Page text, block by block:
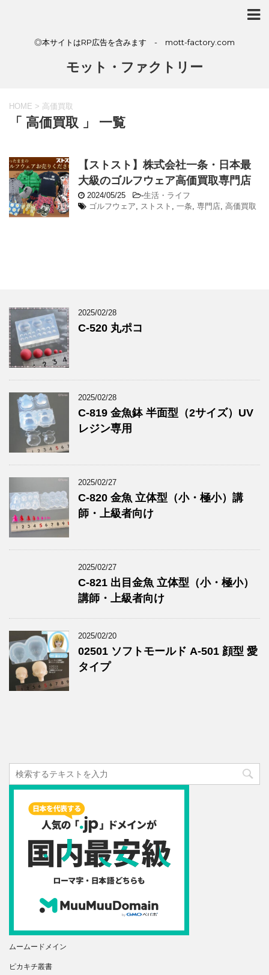
◎本サイトはRP広告を含みます - mott-factory.com
モット・ファクトリー
HOME > 高価買取
「 高価買取 」 一覧
【ストスト】株式会社一条・日本最
大級のゴルフウェア高価買取専門店
2024/05/25 -生活・ライフ
ゴルフウェア, ストスト , 一条, 専門店, 高価買取
2025/02/28
C-520 丸ポコ
2025/02/28
C-819 金魚鉢 半面型（2サイズ）UV
レジン専用
2025/02/27
C-820 金魚 立体型（小・極小）講
師・上級者向け
2025/02/27
C-821 出目金魚 立体型（小・極小）
講師・上級者向け
2025/02/20
02501 ソフトモールド A-501 顔型 愛
タイプ
ムームードメイン
ピカキチ叢書